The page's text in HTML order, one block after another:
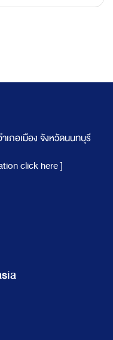
เภอเมือง จังหวัดนนทบุรี
click here ]